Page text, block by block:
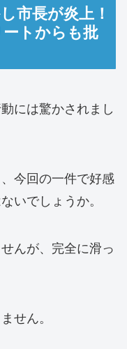
市長が炎上！
トからも批
には驚かされまし
今回の一件で好感
いでしょうか。
んが、完全に滑っ
せん。